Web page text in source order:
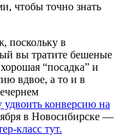
чтобы точно знать
поскольку в
вы тратите бешеные
“посадка” и
вдвое, а то и в
конверсию на
в Новосибирске —
класс тут.